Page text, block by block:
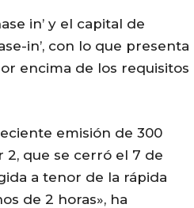
in’ y el capital de
in’, con lo que presenta
encima de los requisitos
emisión de 300
que se cerró el 7 de
a tenor de la rápida
de 2 horas», ha